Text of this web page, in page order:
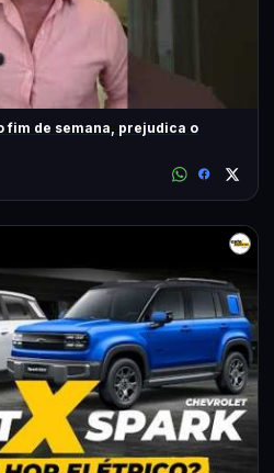
fim de semana, prejudica o